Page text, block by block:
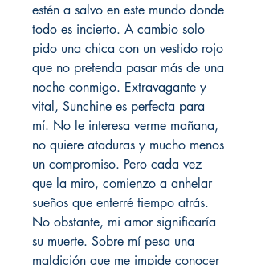
estén a salvo en este mundo donde
todo es incierto. A cambio solo
pido una chica con un vestido rojo
que no pretenda pasar más de una
noche conmigo. Extravagante y
vital, Sunchine es perfecta para
mí. No le interesa verme mañana,
no quiere ataduras y mucho menos
un compromiso. Pero cada vez
que la miro, comienzo a anhelar
sueños que enterré tiempo atrás.
No obstante, mi amor significaría
su muerte. Sobre mí pesa una
maldición que me impide conocer